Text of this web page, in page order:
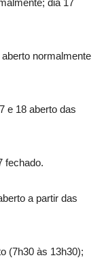
dia 17
normalmente
e 18 aberto das
fechado.
a partir das
(7h30 às 13h30);